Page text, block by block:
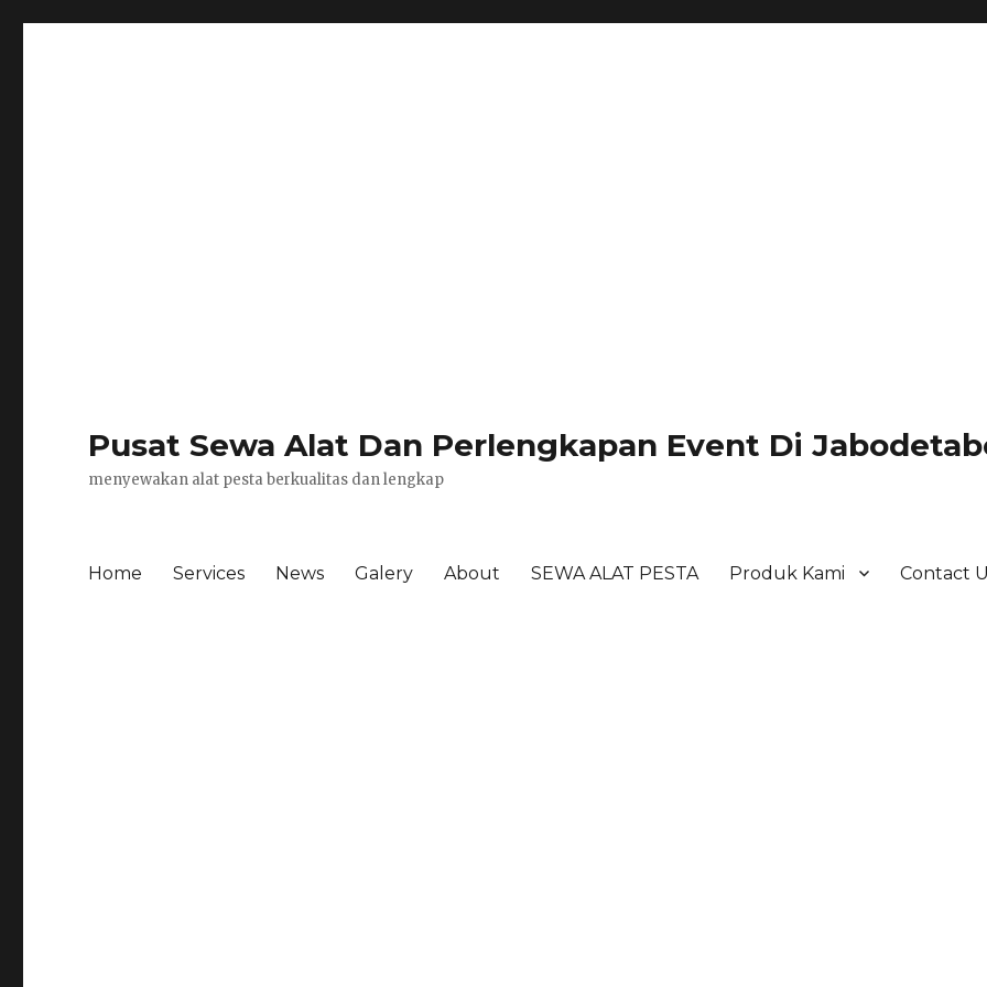
Pusat Sewa Alat Dan Perlengkapan Event Di
menyewakan alat pesta berkualitas dan lengkap
Home Services News Galery About SEWA ALAT PESTA Produk Kami Contact